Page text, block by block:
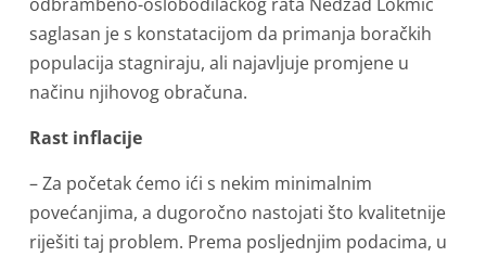
saglasan je s konstatacijom da primanja boračkih
populacija stagniraju, ali najavljuje promjene u
načinu njihovog obračuna.
Rast inflacije
– Za početak ćemo ići s nekim minimalnim
povećanjima, a dugoročno nastojati što kvalitetnije
riješiti taj problem. Prema posljednjim podacima, u